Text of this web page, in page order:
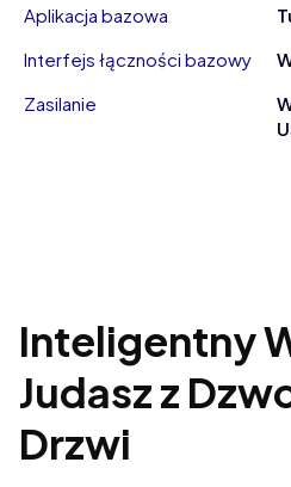
Aplikacja bazowa
Interfejs łączności bazowy
Zasilanie
Inteligentny
Judasz z
Drzwi